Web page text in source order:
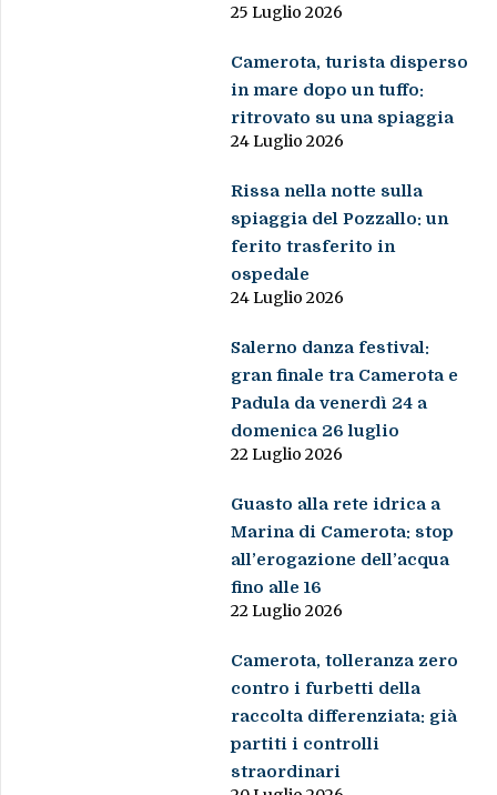
25 Luglio 2026
Camerota, turista disperso
in mare dopo un tuffo:
ritrovato su una spiaggia
24 Luglio 2026
Rissa nella notte sulla
spiaggia del Pozzallo: un
ferito trasferito in
ospedale
24 Luglio 2026
Salerno danza festival:
gran finale tra Camerota e
Padula da venerdì 24 a
domenica 26 luglio
22 Luglio 2026
Guasto alla rete idrica a
Marina di Camerota: stop
all’erogazione dell’acqua
fino alle 16
22 Luglio 2026
Camerota, tolleranza zero
contro i furbetti della
raccolta differenziata: già
partiti i controlli
straordinari